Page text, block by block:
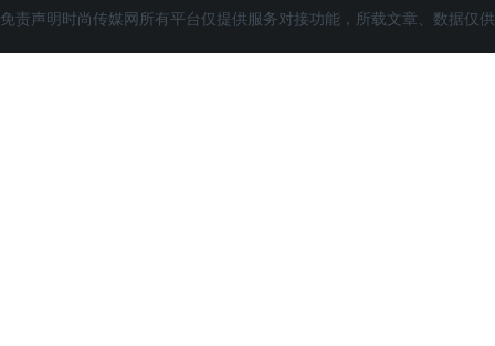
免责声明时尚传媒网所有平台仅提供服务对接功能，所载文章、数据